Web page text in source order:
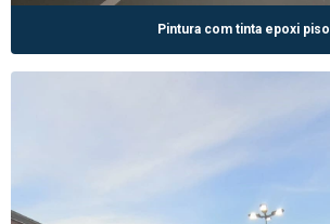
Pintura com tinta epoxi piso